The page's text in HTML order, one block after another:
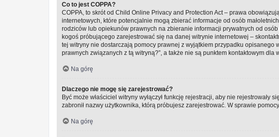
Co to jest COPPA?
COPPA, to skrót od Child Online Privacy and Protection Act – prawa
internetowych, które potencjalnie mogą zbierać informacje od osób
rodziców lub opiekunów prawnych na zbieranie informacji prywatnych od
kogoś próbującego zarejestrować się na danej witrynie internetowej –
tej witryny nie dostarczają pomocy prawnej z wyjątkiem przypadku opisanego
prawnych związanych z tą witryną?”, a także nie są punktem kontaktowym dla
Na górę
Dlaczego nie mogę się zarejestrować?
Być może właściciel witryny wyłączył funkcję rejestracji, aby nie rejestrowały
zabronił nazwy użytkownika, którą próbujesz zarejestrować. W sprawie
Na górę